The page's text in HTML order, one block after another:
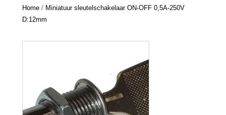
Home / Miniatuur sleutelschakelaar ON-OFF 0,5A-250V
D:12mm